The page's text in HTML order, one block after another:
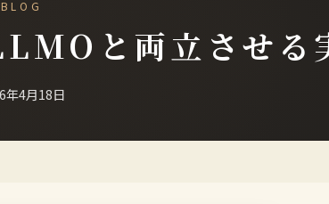
BLOG
と両立させる
年4月18日